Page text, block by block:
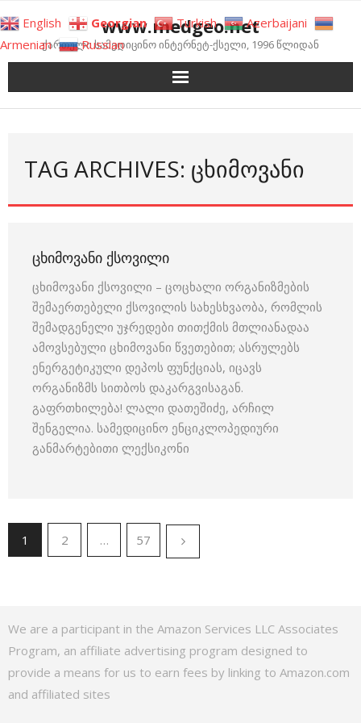
to
content
www.medgeo.net
ქართული სამედიცინო ინტერნეტ-ქსელი, 1996 წლიდან
TAG ARCHIVES: ᲪᲮᲘᲛᲝᲕᲐᲜᲘ
ᲪᲮᲘᲛᲝᲕᲐᲜᲘ ᲥᲡᲝᲕᲘᲚᲘ
ცხიმოვანი ქსოვილი – ცოცხალი ორგანიზმების
შემაერთებელი ქსოვილის სახესხვაობა, რომლის
შემადგენელი უჯრედები თითქმის მთლიანადაა
ამოვსებული ცხიმოვანი წვეთებით; ასრულებს
ენერგეტიკული დეპოს ფუნქციას, იცავს
ორგანიზმს სითბოს დაკარგვისაგან.
გაფრთხილება! ლალი დათეშიძე, არჩილ
შენგელია. სამედიცინო ენციკლოპედიური
განმარტებითი ლექსიკონი
1 2 … 57
We are a participant in the Amazon Services LLC Associates
Program, an affiliate advertising program designed to
provide a means for us to earn fees by linking to Amazon.com
and affiliated sites
English Georgian Turkish
Azerbaijani
Armenian
Russian